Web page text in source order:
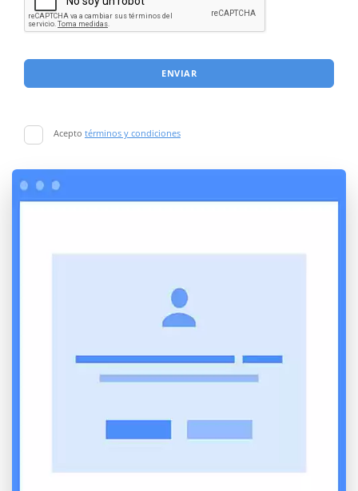
ENVIAR
Acepto términos y condiciones